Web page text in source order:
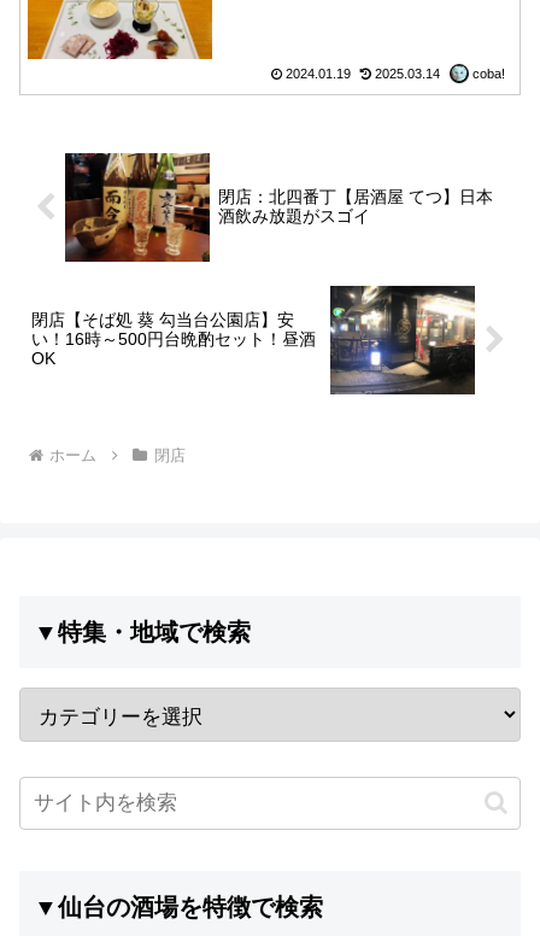
2024.01.19 2025.03.14 coba!
閉店：北四番丁【居酒屋 てつ】日本
酒飲み放題がスゴイ
閉店【そば処 葵 勾当台公園店】安
い！16時～500円台晩酌セット！昼酒
OK
ホーム 閉店
▼特集・地域で検索
▼仙台の酒場を特徴で検索